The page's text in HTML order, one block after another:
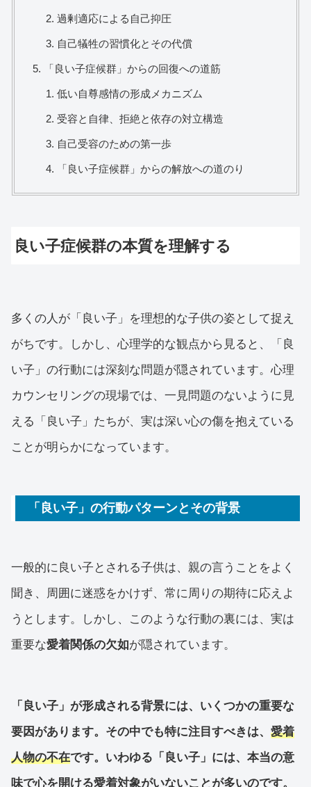
過剰適応による自己抑圧
自己犠牲の習慣化とその代償
「良い子症候群」からの回復への道筋
低い自尊感情の形成メカニズム
受容と自律、拒絶と依存の対立構造
自己受容のための第一歩
「良い子症候群」からの解放への道のり
良い子症候群の本質を理解する
多くの人が「良い子」を理想的な子供の姿として捉え
がちです。しかし、心理学的な観点から見ると、「良
い子」の行動には深刻な問題が隠されています。心理
カウンセリングの現場では、一見問題のないように見
える「良い子」たちが、実は深い心の傷を抱えている
ことが明らかになっています。
「良い子」の行動パターンとその背景
一般的に良い子とされる子供は、親の言うことをよく
聞き、周囲に迷惑をかけず、常に周りの期待に応えよ
うとします。しかし、このような行動の裏には、実は
重要な愛着関係の欠如が隠されています。
「良い子」が形成される背景には、いくつかの重要な
要因があります。その中でも特に注目すべきは、 愛着
人物の不在です。いわゆる「良い子」には、本当の意
味で心を開ける愛着対象がいないことが多いのです。